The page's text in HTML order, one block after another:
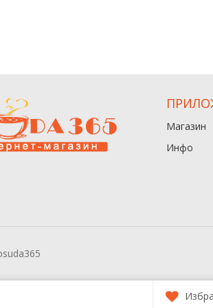
Магазин
Инфо